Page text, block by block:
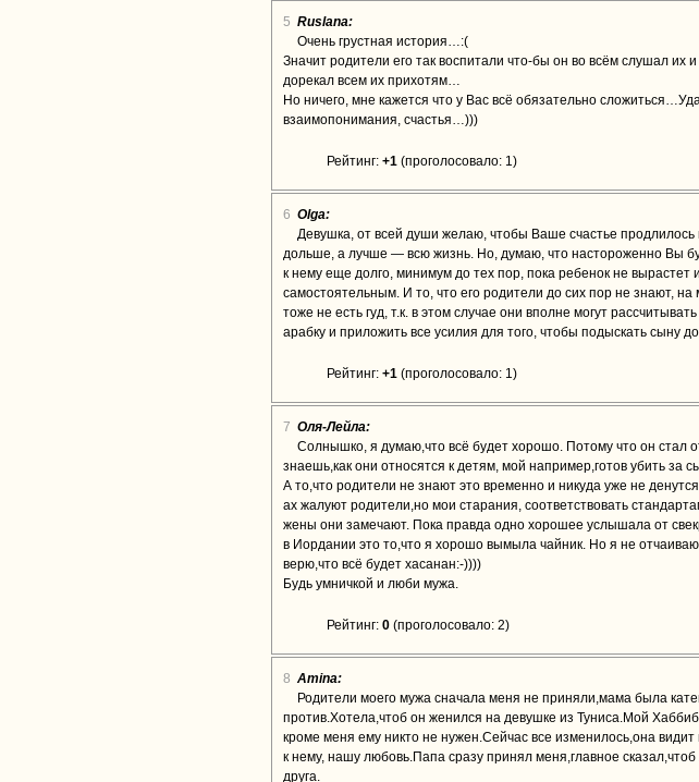
5 Ruslana:
Очень грустная история…:(
Значит родители его так воспитали что-бы он во всём слушал их
дорекал всем их прихотям…
Но ничего, мне кажется что у Вас всё обязательно
взаимопонимания, счастья…)))
Рейтинг: +1 (проголосовало: 1)
6 Olga:
Девушка, от всей души желаю, чтобы Ваше счастье продлилось
дольше, а лучше — всю жизнь. Но, думаю, что настороженно Вы
к нему еще долго, минимум до тех пор, пока ребенок не вырастет
самостоятельным. И то, что его родители до сих пор не знают, на
тоже не есть гуд, т.к. в этом случае они вполне могут
арабку и приложить все усилия для того, чтобы подыскать сыну
Рейтинг: +1 (проголосовало: 1)
7 Оля-Лейла:
Солнышко, я думаю,что всё будет хорошо. Потому что он стал
знаешь,как они относятся к детям, мой например,готов убить за
А то,что родители не знают это временно и никуда уже не
ах жалуют родители,но мои старания, соответствовать
жены они замечают. Пока правда одно хорошее услышала от
в Иордании это то,что я хорошо вымыла чайник. Но я не
верю,что всё будет хасанан:-))))
Будь умничкой и люби мужа.
Рейтинг: 0 (проголосовало: 2)
8 Аmina:
Родители моего мужа сначала меня не приняли,мама была
против.Хотела,чтоб он женился на девушке из Туниса.Мой Хаббиб
кроме меня ему никто не нужен.Сейчас все изменилось,она
к нему, нашу любовь.Папа сразу принял меня,главное
друга.